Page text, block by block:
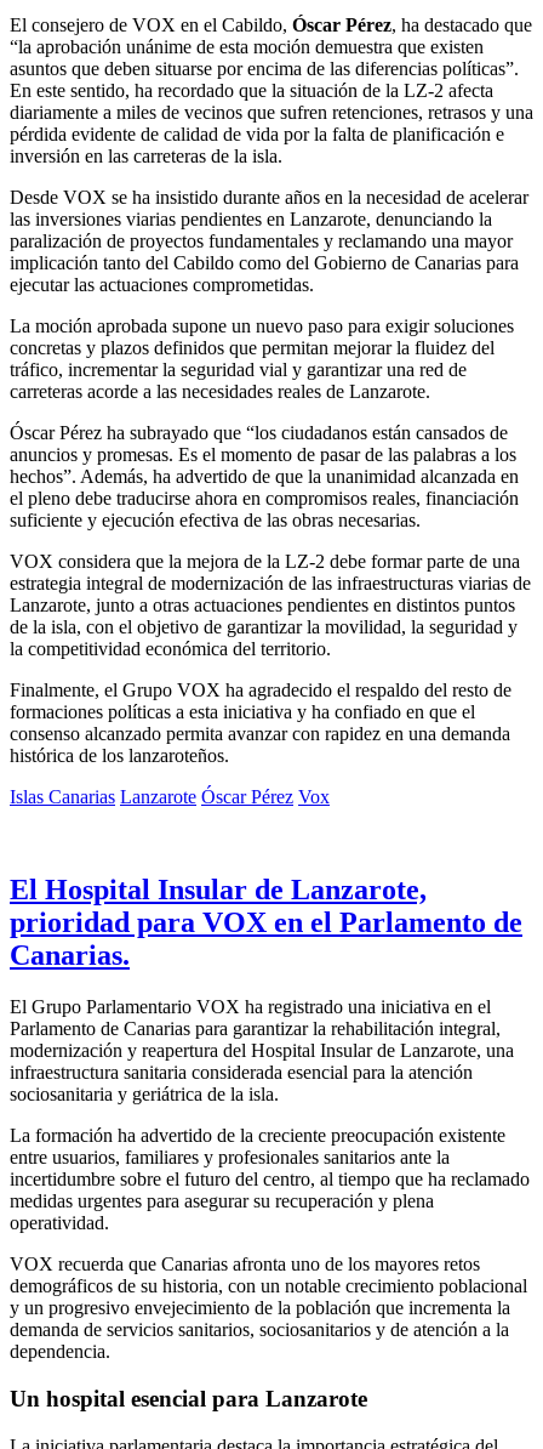
El consejero de VOX en el Cabildo, Óscar Pérez, ha destacado que
“la aprobación unánime de esta moción demuestra que existen
asuntos que deben situarse por encima de las diferencias políticas”.
En este sentido, ha recordado que la situación de la LZ-2 afecta
diariamente a miles de vecinos que sufren retenciones, retrasos y una
pérdida evidente de calidad de vida por la falta de planificación e
inversión en las carreteras de la isla.
Desde VOX se ha insistido durante años en la necesidad de acelerar
las inversiones viarias pendientes en Lanzarote, denunciando la
paralización de proyectos fundamentales y reclamando una mayor
implicación tanto del Cabildo como del Gobierno de Canarias para
ejecutar las actuaciones comprometidas.
La moción aprobada supone un nuevo paso para exigir soluciones
concretas y plazos definidos que permitan mejorar la fluidez del
tráfico, incrementar la seguridad vial y garantizar una red de
carreteras acorde a las necesidades reales de Lanzarote.
Óscar Pérez ha subrayado que “los ciudadanos están cansados de
anuncios y promesas. Es el momento de pasar de las palabras a los
hechos”. Además, ha advertido de que la unanimidad alcanzada en
el pleno debe traducirse ahora en compromisos reales, financiación
suficiente y ejecución efectiva de las obras necesarias.
VOX considera que la mejora de la LZ-2 debe formar parte de una
estrategia integral de modernización de las infraestructuras viarias de
Lanzarote, junto a otras actuaciones pendientes en distintos puntos
de la isla, con el objetivo de garantizar la movilidad, la seguridad y
la competitividad económica del territorio.
Finalmente, el Grupo VOX ha agradecido el respaldo del resto de
formaciones políticas a esta iniciativa y ha confiado en que el
consenso alcanzado permita avanzar con rapidez en una demanda
histórica de los lanzaroteños.
Islas Canarias Lanzarote Óscar Pérez Vox
El Hospital Insular de Lanzarote,
prioridad para VOX en el Parlamento de
Canarias.
El Grupo Parlamentario VOX ha registrado una iniciativa en el
Parlamento de Canarias para garantizar la rehabilitación integral,
modernización y reapertura del Hospital Insular de Lanzarote, una
infraestructura sanitaria considerada esencial para la atención
sociosanitaria y geriátrica de la isla.
La formación ha advertido de la creciente preocupación existente
entre usuarios, familiares y profesionales sanitarios ante la
incertidumbre sobre el futuro del centro, al tiempo que ha reclamado
medidas urgentes para asegurar su recuperación y plena
operatividad.
VOX recuerda que Canarias afronta uno de los mayores retos
demográficos de su historia, con un notable crecimiento poblacional
y un progresivo envejecimiento de la población que incrementa la
demanda de servicios sanitarios, sociosanitarios y de atención a la
dependencia.
Un hospital esencial para Lanzarote